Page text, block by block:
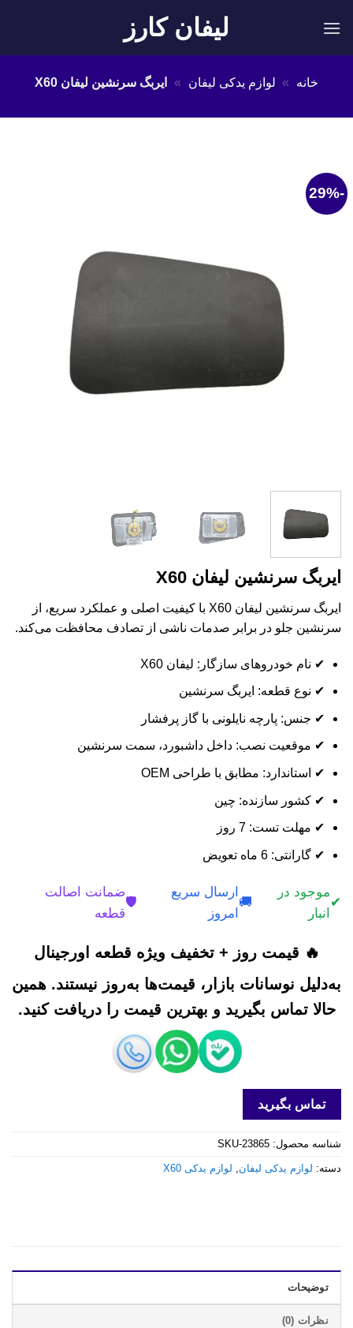
لیفان کارز
خانه » لوازم یدکی لیفان » ایربگ سرنشین لیفان X60
-29%
ایربگ سرنشین لیفان X60
ایربگ سرنشین لیفان X60 با کیفیت اصلی و عملکرد سریع، از
سرنشین جلو در برابر صدمات ناشی از تصادف محافظت می‌کند.
✔ نام خودروهای سازگار: لیفان X60
✔ نوع قطعه: ایربگ سرنشین
✔ جنس: پارچه نایلونی با گاز پرفشار
✔ موقعیت نصب: داخل داشبورد، سمت سرنشین
✔ استاندارد: مطابق با طراحی OEM
✔ کشور سازنده: چین
✔ مهلت تست: 7 روز
✔ گارانتی: 6 ماه تعویض
✔
موجود در
انبار
🚚
ارسال سریع
امروز
🛡️
ضمانت اصالت
قطعه
🔥 قیمت روز + تخفیف ویژه قطعه اورجینال
به‌دلیل نوسانات بازار، قیمت‌ها به‌روز نیستند. همین
حالا تماس بگیرید و بهترین قیمت را دریافت کنید.
تماس بگیرید
شناسه محصول: SKU-23865
دسته: لوازم یدکی لیفان, لوازم یدکی X60
توضیحات
نظرات (0)